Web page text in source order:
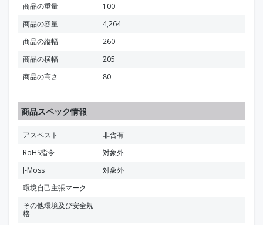
商品の重量
100
商品の容量
4,264
商品の縦幅
260
商品の横幅
205
商品の高さ
80
商品スペック情報
アスベスト
非含有
RoHS指令
対象外
J-Moss
対象外
環境自己主張マーク
その他環境及び安全規
格